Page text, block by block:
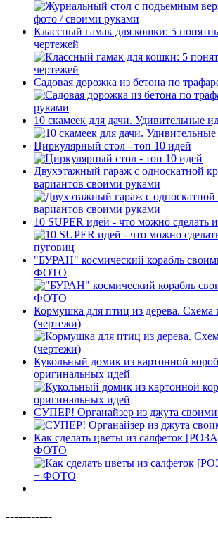
Классный гамак для кошки: 5
чертежей
Садовая дорожка из бетона по
10 скамеек для дачи. Удивительные
Циркулярный стол - топ 10 идей
Двухэтажный гараж с односкатной
вариантов своими руками
10 SUPER идей - что можно сделать
"БУРАН" космический корабль
ФОТО
Кормушка для птиц из дерева. Схема
(чертежи)
Кукольный домик из картонной
оригинальных идей
СУПЕР! Органайзер из джута
Как сделать цветы из салфеток
ФОТО
-----------